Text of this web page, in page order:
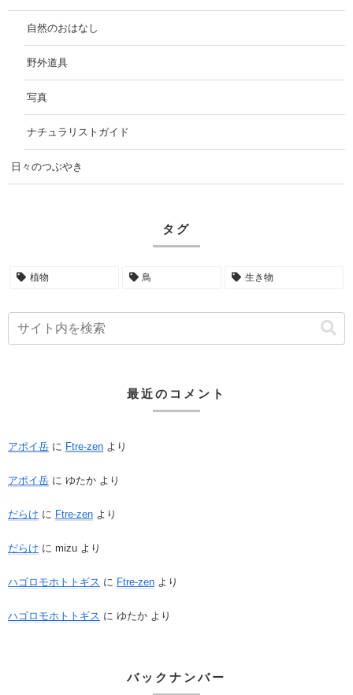
自然のおはなし
野外道具
写真
ナチュラリストガイド
日々のつぶやき
タグ
植物 鳥 生き物
最近のコメント
アポイ岳 に Ftre-zen より
アポイ岳 に ゆたか より
だらけ に Ftre-zen より
だらけ に mizu より
ハゴロモホトトギス に Ftre-zen より
ハゴロモホトトギス に ゆたか より
バックナンバー